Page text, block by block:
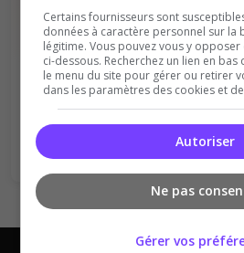
Vous devez être
un avis sur ce
Se connecter
Certains fournisseurs sont
données à caractère personnel sur la
légitime. Vous pouvez vous y
ci-dessous. Recherchez un lien en
le menu du site pour gérer ou retirer
dans les paramètres des cookies et
Autoriser
Ne pas
Gérer vos